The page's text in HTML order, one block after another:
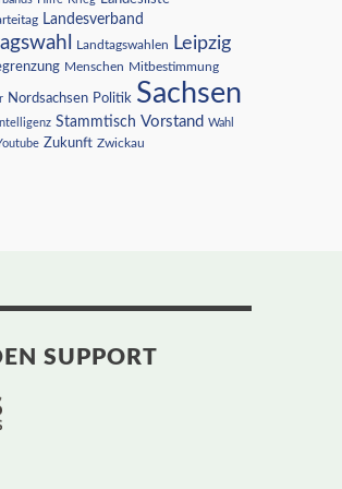
Landesverband
Landtagswahlen Leipzig
Menschen Mitbestimmung
Nordsachsen Politik Sachsen
Stammtisch Vorstand Wahl
Zukunft Zwickau
SUPPORT